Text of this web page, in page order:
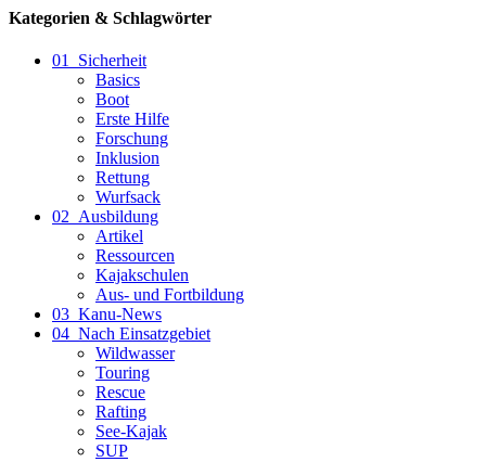
Kategorien & Schlagwörter
01_Sicherheit
Basics
Boot
Erste Hilfe
Forschung
Inklusion
Rettung
Wurfsack
02_Ausbildung
Artikel
Ressourcen
Kajakschulen
Aus- und Fortbildung
03_Kanu-News
04_Nach Einsatzgebiet
Wildwasser
Touring
Rescue
Rafting
See-Kajak
SUP